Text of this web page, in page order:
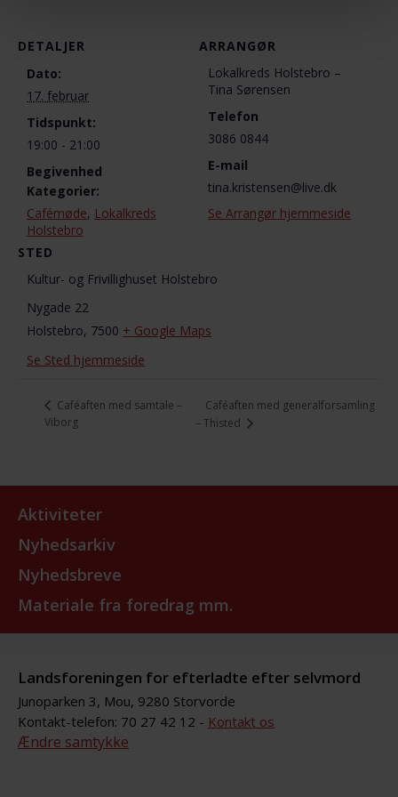
DETALJER
Dato:
17. februar
Tidspunkt:
19:00 - 21:00
Begivenhed
Kategorier:
Cafémøde, Lokalkreds
Holstebro
STED
Kultur- og Frivillighuset Holstebro
Nygade 22
Holstebro, 7500 + Google Maps
Se Sted hjemmeside
ARRANGØR
Lokalkreds Holstebro –
Tina Sørensen
Telefon
3086 0844
E-mail
tina.kristensen@live.dk
Se Arrangør hjemmeside
Caféaften med samtale –
Viborg
Caféaften med generalforsamling
– Thisted
Aktiviteter
Nyhedsarkiv
Nyhedsbreve
Materiale fra foredrag mm.
Landsforeningen for efterladte efter selvmord
Junoparken 3, Mou, 9280 Storvorde
Kontakt-telefon: 70 27 42 12 - Kontakt os
Ændre samtykke